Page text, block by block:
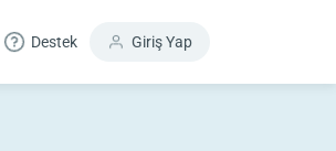
Destek Giriş Yap